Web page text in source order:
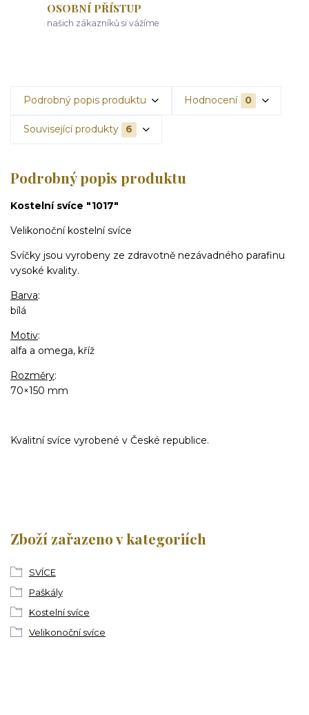
OSOBNÍ PŘÍSTUP
našich zákazníků si vážíme
Podrobný popis produktu Hodnocení 0
Související produkty 6
Podrobný popis produktu
Kostelní svíce "1017"
Velikonoční kostelní svíce
Svíčky jsou vyrobeny ze zdravotně nezávadného parafinu
vysoké kvality.
Barva:
bílá
Motiv:
alfa a omega, kříž
Rozměry:
70×150 mm
Kvalitní svíce vyrobené v České republice.
Zboží zařazeno v kategoriích
SVÍCE
Paškály
Kostelní svíce
Velikonoční svíce